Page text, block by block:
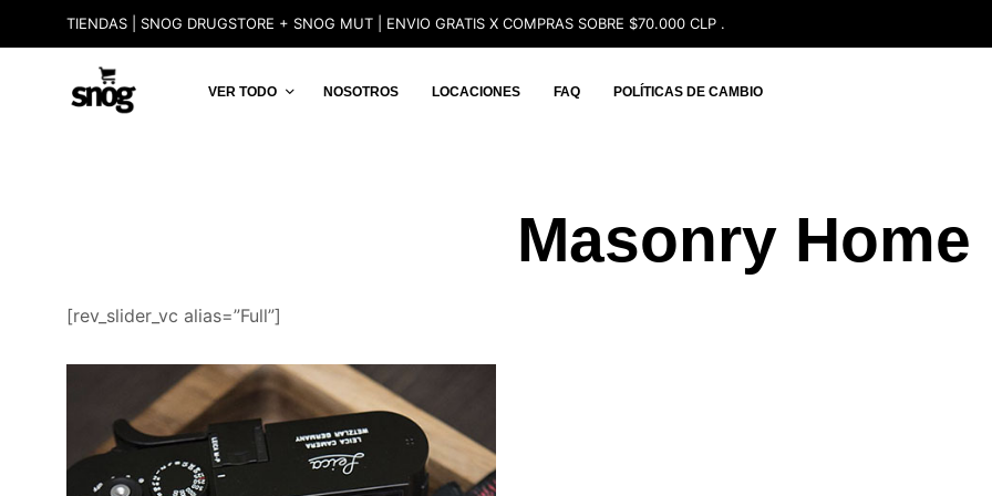
TIENDAS | SNOG DRUGSTORE + SNOG MUT | ENVIO GRATIS X COMPRAS SOBRE $70.000 CLP .
VER TODO NOSOTROS LOCACIONES FAQ POLÍTICAS DE CAMBIO
Masonry Home
[rev_slider_vc alias=”Full”]